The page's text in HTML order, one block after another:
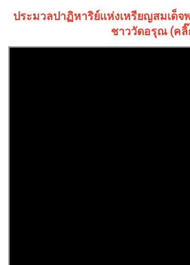
ประมวลปาฏิหาริย์แห่งเหรียญสมเด็จ
ชาววัดอรุณ (คลิ๊